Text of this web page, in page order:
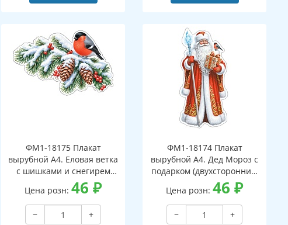
ФМ1-18175 Плакат
вырубной А4. Еловая ветка
с шишками и снегирем
(двухсторонний, ВД-лак)
Цена розн:46₽
−
+
ФМ1-18174 Плакат
вырубной А4. Дед Мороз с
подарком (двухсторонний,
ВД-лак)
Цена розн:46₽
−
+